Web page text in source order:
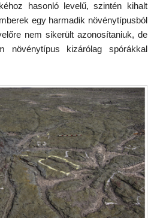
hasonló levelű, szintén kihalt
egy harmadik növénytípusból
nem sikerült azonosítaniuk, de
növénytípus kizárólag spórákkal